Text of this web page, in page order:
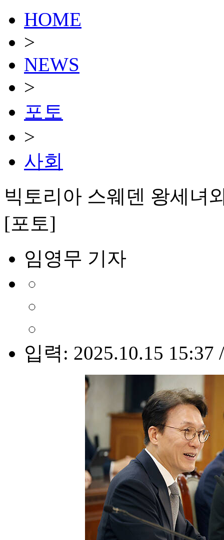
HOME
>
NEWS
>
포토
>
사회
빅토리아 스웨덴 왕세녀
[포토]
임영무 기자
입력: 2025.10.15 15:37